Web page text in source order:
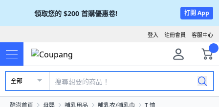
領取您的 $200 首購優惠卷! 打開 App
客服中心
註冊會員
登入
全部
酷澎首頁 母嬰 哺乳用品 哺乳衣/哺乳巾 T 恤